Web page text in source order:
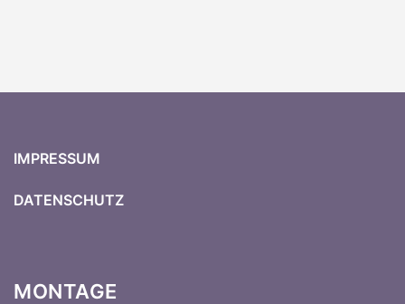
IMPRESSUM
DATENSCHUTZ
MONTAGE